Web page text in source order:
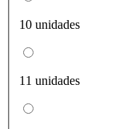
10 unidades
11 unidades